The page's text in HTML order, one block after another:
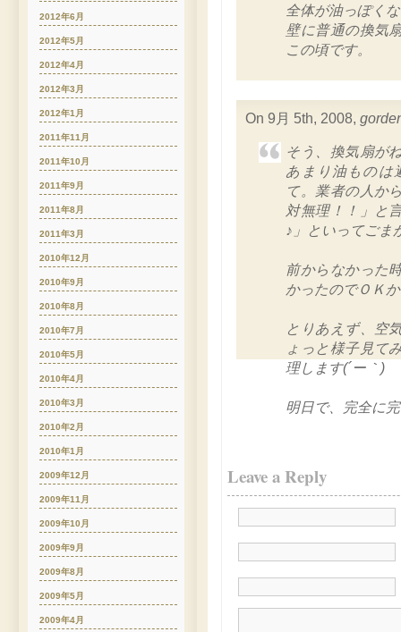
全体が油っぽく
壁に普通の換気
この頃です。
On 9月 5th, 2008,
そう、換気扇が
あまり油ものは
て。業者の人か
対無理！！」と
♪」といってごま
前からなかった
かったのでＯＫ
とりあえず、空
ょっと様子見て
理します(´ー｀)
明日で、完全に
Leave a Reply
2012年6月
2012年5月
2012年4月
2012年3月
2012年1月
2011年11月
2011年10月
2011年9月
2011年8月
2011年3月
2010年12月
2010年9月
2010年8月
2010年7月
2010年5月
2010年4月
2010年3月
2010年2月
2010年1月
2009年12月
2009年11月
2009年10月
2009年9月
2009年8月
2009年5月
2009年4月